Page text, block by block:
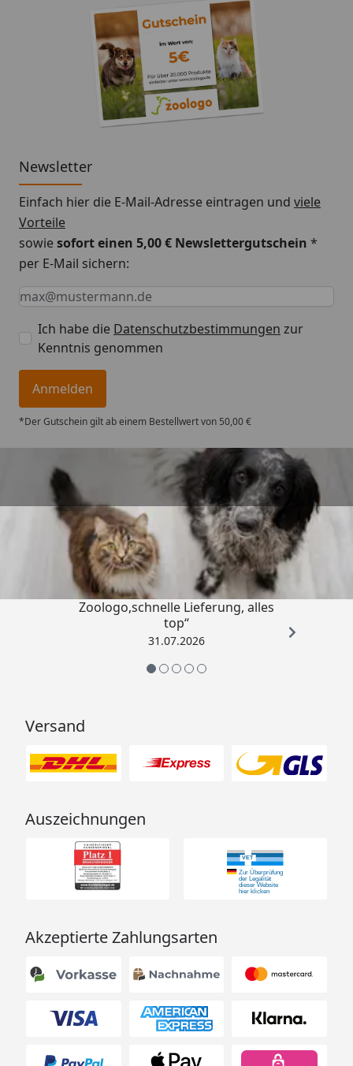
Newsletter
Einfach hier die E-Mail-Adresse eintragen und viele
Vorteile
sowiesofort einen 5,00 € Newslettergutschein *
per E-Mail sichern:
Keine Eingabe erforderlich
Eingabe erforderlich
E-Mail *
Ich habe die Datenschutzbestimmungen zur
Kenntnis genommen
Anmelden
*Der Gutschein gilt ab einem Bestellwert von 50,00 €
Trusted Shops
4,74/ 5
„Gute Erfahrung mit
Zoologo,schnelle Lieferung, alles
top“
31.07.2026
Versand
Auszeichnungen
Akzeptierte Zahlungsarten